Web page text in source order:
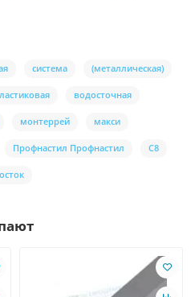
система (металлическая)
водосточная
монтеррей макси
Профнастил Профнастил С8